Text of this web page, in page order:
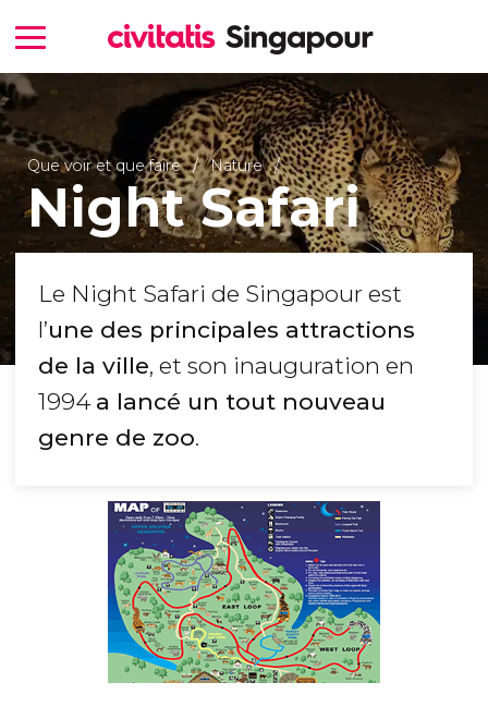
Que voir et que faire Nature
Night Safari
Le Night Safari de Singapour est
l’une des principales attractions
de la ville, et son inauguration en
1994 a lancé un tout nouveau
genre de zoo.